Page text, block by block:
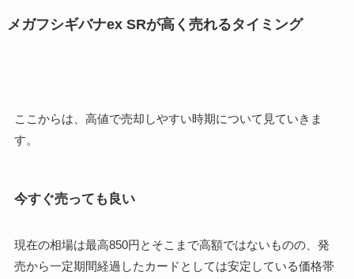
メガフシギバナex SRが高く売れるタイミング
ここからは、高値で売却しやすい時期について見ていきま
す。
今すぐ売っても良い
現在の相場は最高850円とそこまで高額ではないものの、発
売から一定期間経過したカードとしては安定している価格帯